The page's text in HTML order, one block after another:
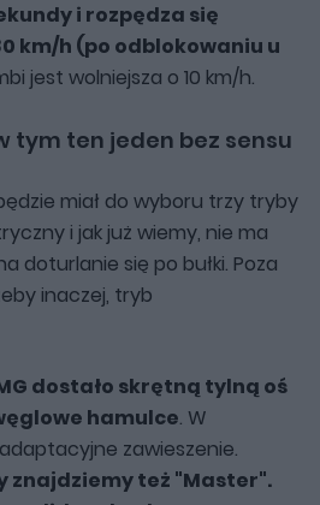
i rozpędza się
km/h (po odblokowaniu u
jest wolniejsza o 10 km/h.
tym ten jeden bez sensu
miał do wyboru trzy tryby
i jak już wiemy, nie ma
doturlanie się po bułki. Poza
inaczej, tryb
dostało skrętną tylną oś
hamulce. W
zawieszenie.
znajdziemy też "Master".